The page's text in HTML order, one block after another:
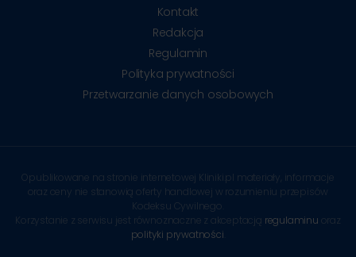
Kontakt
Redakcja
Regulamin
Polityka prywatności
Przetwarzanie danych osobowych
Opublikowane na stronie internetowej Kliniki.pl materiały, informacje
oraz ceny nie stanowią oferty handlowej w rozumieniu przepisów
Kodeksu Cywilnego.
Korzystanie z serwisu jest równoznaczne z akceptacją regulaminu oraz
polityki prywatności